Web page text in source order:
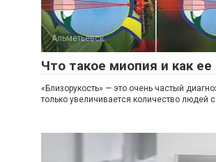
Альметьевск
Что такое миопия и как ее
«Близорукость» — это очень частый
только увеличивается количество людей